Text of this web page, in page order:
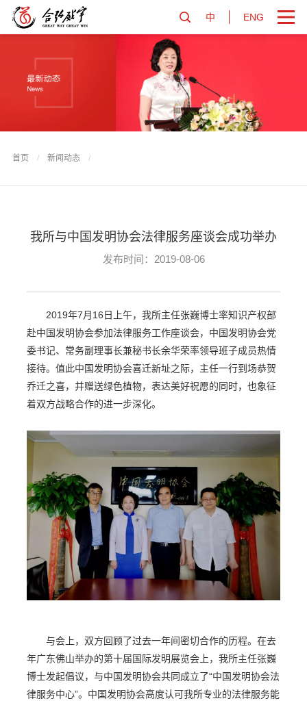
ENG
中
首页 / 新闻动态 /
我所与中国发明协会法律服务座谈会成功举办
发布时间：2019-08-06
2019年7月16日上午，我所主任张巍博士率知识产权部
赴中国发明协会参加法律服务工作座谈会，中国发明协会党
委书记、常务副理事长兼秘书长余华荣率领导班子成员热情
接待。值此中国发明协会喜迁新址之际，主任一行到场恭贺
乔迁之喜，并赠送绿色植物，表达美好祝愿的同时，也象征
着双方战略合作的进一步深化。
与会上，双方回顾了过去一年间密切合作的历程。在去
年广东佛山举办的第十届国际发明展览会上，我所主任张巍
博士发起倡议，与中国发明协会共同成立了“中国发明协会法
律服务中心”。中国发明协会高度认可我所专业的法律服务能